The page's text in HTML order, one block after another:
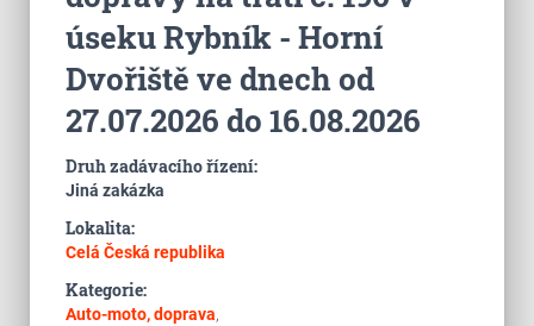
úseku Rybník - Horní
Dvořiště ve dnech od
27.07.2026 do 16.08.2026
Druh zadávacího řízení:
Jiná zakázka
Lokalita:
Celá Česká republika
Kategorie:
Auto-moto, doprava,